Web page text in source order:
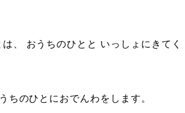
、 おうちのひとと いっしょにきてく
ちのひとにおでんわをします。